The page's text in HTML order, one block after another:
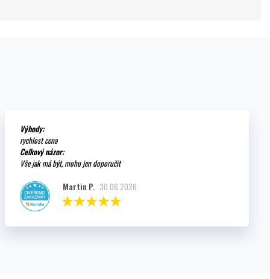
Výhody:
rychlost cena
Celkový názor:
Vše jak má být, mohu jen doporučit
Martin P. 30.06.2026